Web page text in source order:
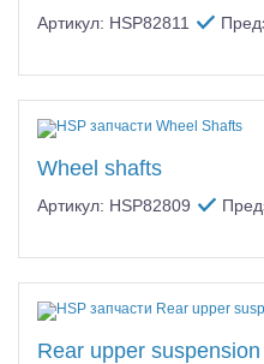
Артикул: HSP82811
Wheel shafts
Артикул: HSP82809
Rear upper